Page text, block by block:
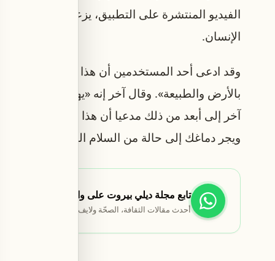
الفيديو المنتشرة على التطبيق، يزعم
الإنسان.
وقد ادعى أحد المستخدمين أن هذا التردد «يتردد
بالأرض والطبيعة». وقال آخر إنه «يهدئ العقل
آخر إلى أبعد من ذلك مدعيا أن هذا التردد «يهتز
ويجر دماغك إلى حالة من السلام العميق».
تابع مجلة ديلي بيروت على واتساب
أحدث مقالات الثقافة، الصحّة ولايف ستايل تصلك أوّلاً.